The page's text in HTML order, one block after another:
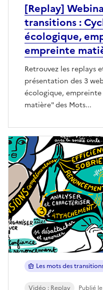
[Replay]
transitions :
écologique,
empreinte
Retrouvez les replays
présentation des 3
écologique,
matière" des Mots...
Les mots des
Vidéo : Replay Publié